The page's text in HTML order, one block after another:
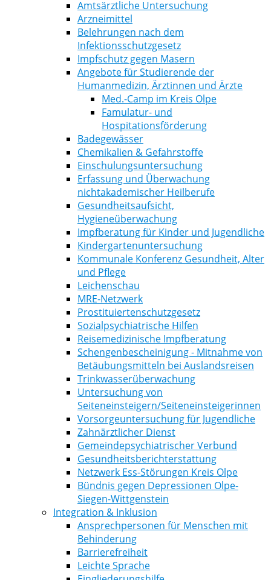
Amtsärztliche Untersuchung
Arzneimittel
Belehrungen nach dem
Infektionsschutzgesetz
Impfschutz gegen Masern
Angebote für Studierende der
Humanmedizin, Ärztinnen und Ärzte
Med.-Camp im Kreis Olpe
Famulatur- und
Hospitationsförderung
Badegewässer
Chemikalien & Gefahrstoffe
Einschulungsuntersuchung
Erfassung und Überwachung
nichtakademischer Heilberufe
Gesundheitsaufsicht,
Hygieneüberwachung
Impfberatung für Kinder und Jugendliche
Kindergartenuntersuchung
Kommunale Konferenz Gesundheit, Alter
und Pflege
Leichenschau
MRE-Netzwerk
Prostituiertenschutzgesetz
Sozialpsychiatrische Hilfen
Reisemedizinische Impfberatung
Schengenbescheinigung - Mitnahme von
Betäubungsmitteln bei Auslandsreisen
Trinkwasserüberwachung
Untersuchung von
Seiteneinsteigern/Seiteneinsteigerinnen
Vorsorgeuntersuchung für Jugendliche
Zahnärztlicher Dienst
Gemeindepsychiatrischer Verbund
Gesundheitsberichterstattung
Netzwerk Ess-Störungen Kreis Olpe
Bündnis gegen Depressionen Olpe-
Siegen-Wittgenstein
Integration & Inklusion
Ansprechpersonen für Menschen mit
Behinderung
Barrierefreiheit
Leichte Sprache